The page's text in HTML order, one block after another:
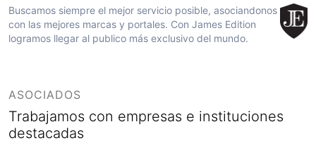
Buscamos siempre el mejor servicio posible, asociandonos
con las mejores marcas y portales. Con James Edition
logramos llegar al publico más exclusivo del mundo.
ASOCIADOS
Trabajamos con empresas e instituciones
destacadas